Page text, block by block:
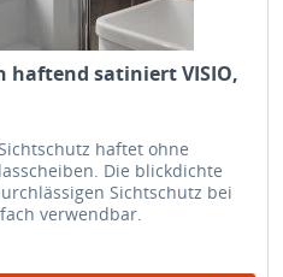
haftend satiniert VISIO,
haftet ohne
Die blickdichte
Sichtschutz bei
verwendbar.